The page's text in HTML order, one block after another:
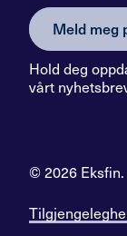
Meld meg
Hold deg
vårt
© 2026